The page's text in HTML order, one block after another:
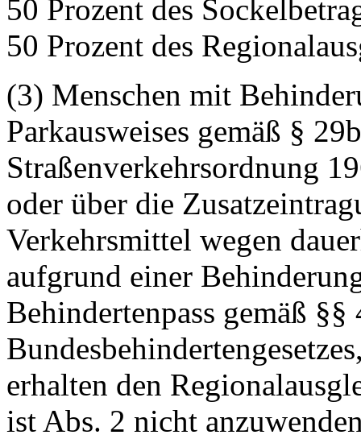
50 Prozent des
50 Prozent des
(3) Menschen mit
Parkausweises gemäß §
Straßenverkehrsordnung
oder über die
Verkehrsmittel wegen
aufgrund einer
Behindertenpass gemäß §§
erhalten den
ist Abs. 2 nicht